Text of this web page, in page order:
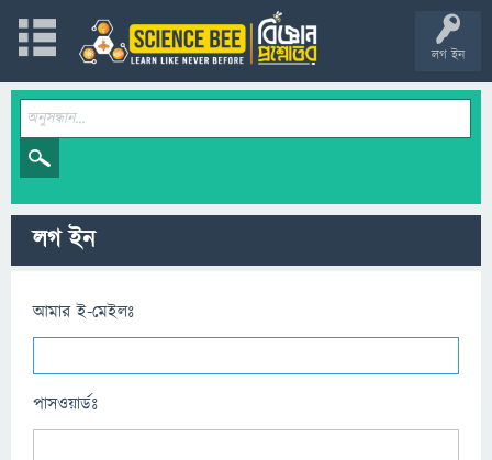
লগ ইন
লগ ইন
আমার ই-মেইলঃ
পাসওয়ার্ডঃ